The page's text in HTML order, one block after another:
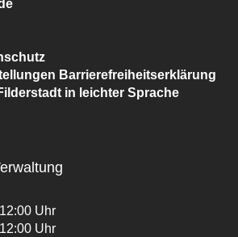
Barrierefreiheitserklärung
in leichter Sprache
Uhr
Uhr